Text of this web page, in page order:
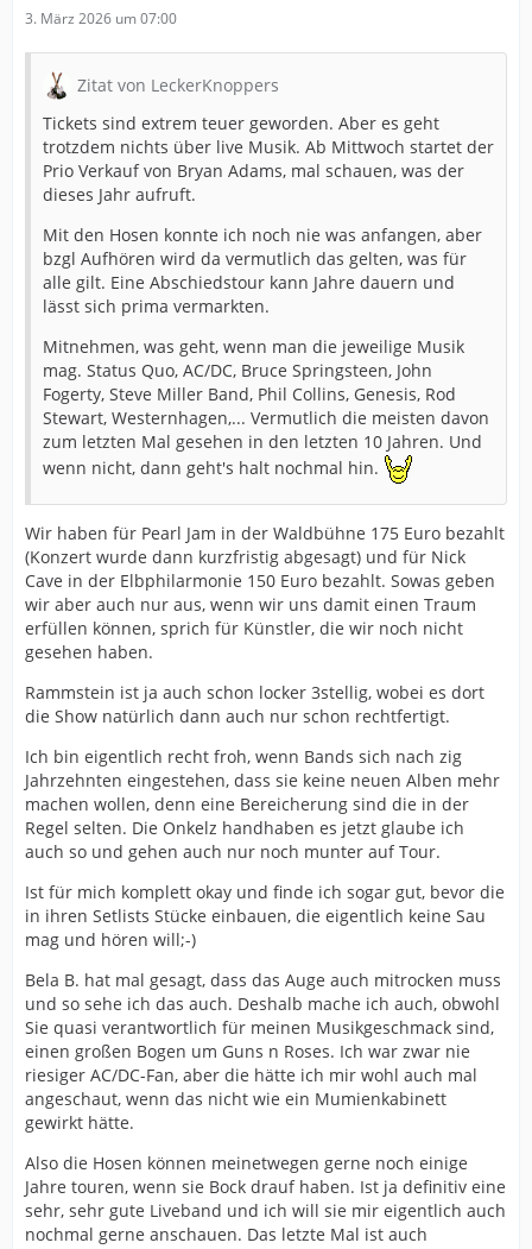
3. März 2026 um 07:00
Zitat von LeckerKnoppers
Tickets sind extrem teuer geworden. Aber es geht
trotzdem nichts über live Musik. Ab Mittwoch startet der
Prio Verkauf von Bryan Adams, mal schauen, was der
dieses Jahr aufruft.
Mit den Hosen konnte ich noch nie was anfangen, aber
bzgl Aufhören wird da vermutlich das gelten, was für
alle gilt. Eine Abschiedstour kann Jahre dauern und
lässt sich prima vermarkten.
Mitnehmen, was geht, wenn man die jeweilige Musik
mag. Status Quo, AC/DC, Bruce Springsteen, John
Fogerty, Steve Miller Band, Phil Collins, Genesis, Rod
Stewart, Westernhagen,... Vermutlich die meisten davon
zum letzten Mal gesehen in den letzten 10 Jahren. Und
wenn nicht, dann geht's halt nochmal hin.
Wir haben für Pearl Jam in der Waldbühne 175 Euro bezahlt
(Konzert wurde dann kurzfristig abgesagt) und für Nick
Cave in der Elbphilarmonie 150 Euro bezahlt. Sowas geben
wir aber auch nur aus, wenn wir uns damit einen Traum
erfüllen können, sprich für Künstler, die wir noch nicht
gesehen haben.
Rammstein ist ja auch schon locker 3stellig, wobei es dort
die Show natürlich dann auch nur schon rechtfertigt.
Ich bin eigentlich recht froh, wenn Bands sich nach zig
Jahrzehnten eingestehen, dass sie keine neuen Alben mehr
machen wollen, denn eine Bereicherung sind die in der
Regel selten. Die Onkelz handhaben es jetzt glaube ich
auch so und gehen auch nur noch munter auf Tour.
Ist für mich komplett okay und finde ich sogar gut, bevor die
in ihren Setlists Stücke einbauen, die eigentlich keine Sau
mag und hören will;-)
Bela B. hat mal gesagt, dass das Auge auch mitrocken muss
und so sehe ich das auch. Deshalb mache ich auch, obwohl
Sie quasi verantwortlich für meinen Musikgeschmack sind,
einen großen Bogen um Guns n Roses. Ich war zwar nie
riesiger AC/DC-Fan, aber die hätte ich mir wohl auch mal
angeschaut, wenn das nicht wie ein Mumienkabinett
gewirkt hätte.
Also die Hosen können meinetwegen gerne noch einige
Jahre touren, wenn sie Bock drauf haben. Ist ja definitiv eine
sehr, sehr gute Liveband und ich will sie mir eigentlich auch
nochmal gerne anschauen. Das letzte Mal ist auch